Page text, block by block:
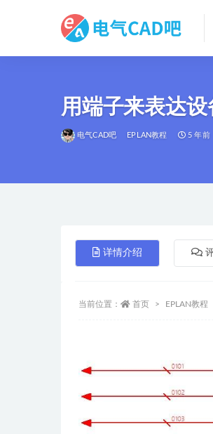
用端子来表达
电气CAD吧 EPLAN教程 5 年前
详情介绍
当前位置： 首页 EPLAN教程